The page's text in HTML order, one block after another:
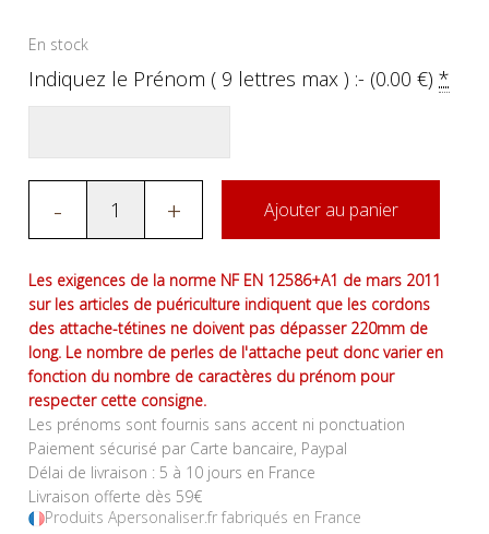
En stock
Indiquez le Prénom ( 9 lettres max ) :- (0.00€)*
- + Ajouter au panier
Les exigences de la norme NF EN 12586+A1 de mars 2011
sur les articles de puériculture indiquent que les cordons
des attache-tétines ne doivent pas dépasser 220mm de
long. Le nombre de perles de l'attache peut donc varier en
fonction du nombre de caractères du prénom pour
respecter cette consigne.
Les prénoms sont fournis sans accent ni ponctuation
Paiement sécurisé par Carte bancaire, Paypal
Délai de livraison : 5 à 10 jours en France
Livraison offerte dès 59€
Produits Apersonaliser.fr fabriqués en France